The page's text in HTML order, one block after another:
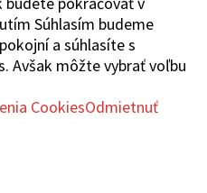
Súhlasím budeme
a súhlasíte s
Avšak môžte vybrať voľbu
CookiesOdmietnuť